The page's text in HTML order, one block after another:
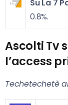
Su La 7
0.8%.
Ascolti Tv
l’access
Techetechetè al